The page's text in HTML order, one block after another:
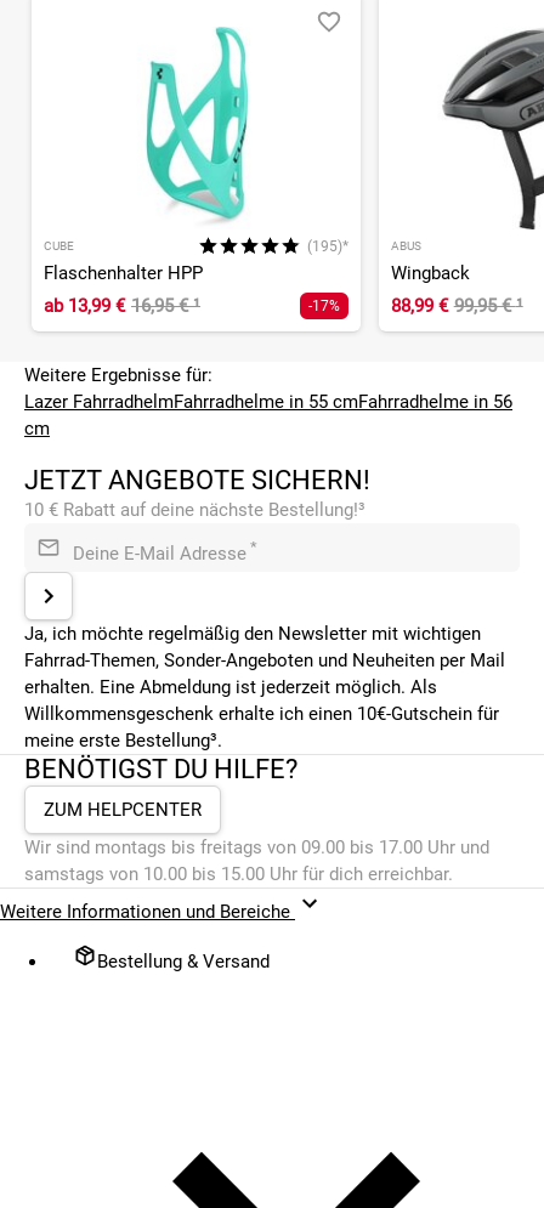
CUBE (195)*
Flaschenhalter HPP
ab13,99 € 16,95 €¹ -17%
ABUS
Wingback
88,99 € 99,95 €¹
Weitere Ergebnisse für:
Lazer FahrradhelmFahrradhelme in 55 cmFahrradhelme in 56
cm
JETZT ANGEBOTE SICHERN!
10 € Rabatt auf deine nächste Bestellung!³
Deine E-Mail Adresse *
Ja, ich möchte regelmäßig den Newsletter mit wichtigen
Fahrrad-Themen, Sonder-Angeboten und Neuheiten per Mail
erhalten. Eine Abmeldung ist jederzeit möglich. Als
Willkommensgeschenk erhalte ich einen 10€-Gutschein für
meine erste Bestellung³.
BENÖTIGST DU HILFE?
ZUM HELPCENTER
Wir sind montags bis freitags von 09.00 bis 17.00 Uhr und
samstags von 10.00 bis 15.00 Uhr für dich erreichbar.
Weitere Informationen und Bereiche
Bestellung & Versand